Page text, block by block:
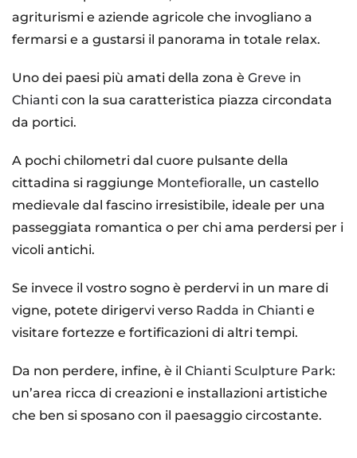
agriturismi e aziende agricole che invogliano a
fermarsi e a gustarsi il panorama in totale relax.
Uno dei paesi più amati della zona è Greve in
Chianti con la sua caratteristica piazza circondata
da portici.
A pochi chilometri dal cuore pulsante della
cittadina si raggiunge Montefioralle, un castello
medievale dal fascino irresistibile, ideale per una
passeggiata romantica o per chi ama perdersi per i
vicoli antichi.
Se invece il vostro sogno è perdervi in un mare di
vigne, potete dirigervi verso Radda in Chianti e
visitare fortezze e fortificazioni di altri tempi.
Da non perdere, infine, è il Chianti Sculpture Park:
un’area ricca di creazioni e installazioni artistiche
che ben si sposano con il paesaggio circostante.